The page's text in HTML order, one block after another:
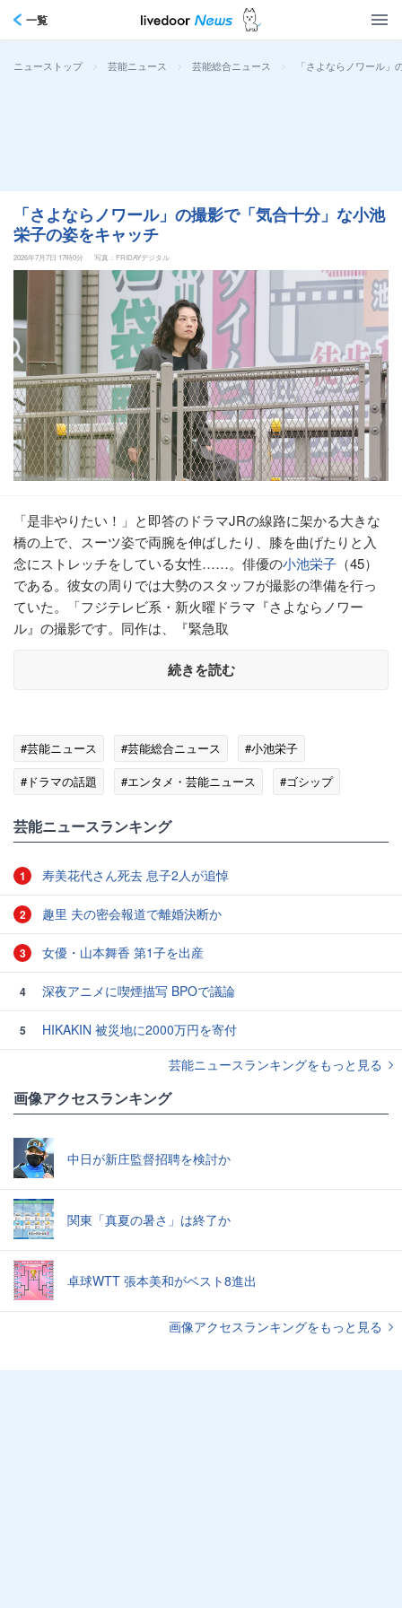
一覧
ニューストップ > 芸能ニュース > 芸能総合ニュース > 「さよならノワール
「さよならノワール」の撮影で「気合十分」な小池
栄子の姿をキャッチ
2026年7月7日 17時0分 写真：FRIDAYデジタル
「是非やりたい！」と即答のドラマJRの線路に架かる大きな
橋の上で、スーツ姿で両腕を伸ばしたり、膝を曲げたりと入
念にストレッチをしている女性……。俳優の小池栄子 （45）
である。彼女の周りでは大勢のスタッフが撮影の準備を行っ
ていた。「フジテレビ系・新火曜ドラマ『さよならノワー
ル』の撮影です。同作は、『緊急取
続きを読む
#芸能ニュース #芸能総合ニュース
#小池栄子
#ドラマの話題
#エンタメ・芸能ニュース #ゴシップ
芸能ニュースランキング
1 寿美花代さん死去 息子2人が追悼
2 趣里 夫の密会報道で離婚決断か
3 女優・山本舞香 第1子を出産
4 深夜アニメに喫煙描写 BPOで議論
5
HIKAKIN 被災地に2000万円を寄付
芸能ニュースランキングをもっと見る
画像アクセスランキング
中日が新庄監督招聘を検討か
関東「真夏の暑さ」は終了か
卓球WTT 張本美和がベスト8進出
画像アクセスランキングをもっと見る